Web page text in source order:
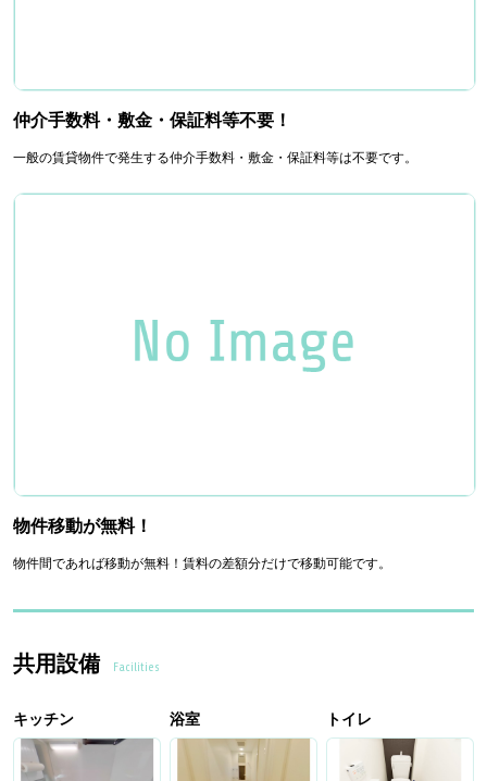
仲介手数料・敷金・保証料等不要！
一般の賃貸物件で発生する仲介手数料・敷金・保証料等は不要です。
物件移動が無料！
物件間であれば移動が無料！賃料の差額分だけで移動可能です。
共用設備 Facilities
キッチン 浴室 トイレ